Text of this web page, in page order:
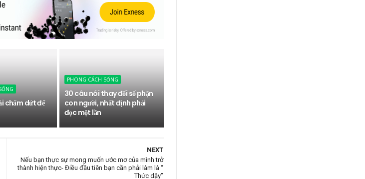
chấm dứt để
PHONG CÁCH SỐNG
30 câu nói thay đổi số phận
con người, nhất định phải
đọc một lần
NEXT
Nếu bạn thực sự mong muốn ước mơ của mình trở
thành hiện thực- Điều đầu tiên bạn cần phải làm là “
Thức dậy”